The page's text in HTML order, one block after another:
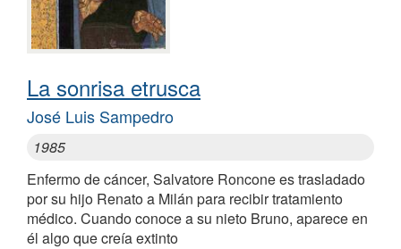
La sonrisa etrusca
José Luis Sampedro
1985
Enfermo de cáncer, Salvatore Roncone es trasladado
por su hijo Renato a Milán para recibir tratamiento
médico. Cuando conoce a su nieto Bruno, aparece en
él algo que creía extinto